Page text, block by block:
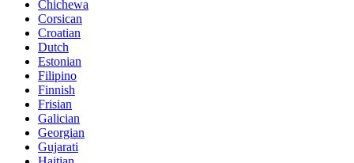
Chichewa
Corsican
Croatian
Dutch
Estonian
Filipino
Finnish
Frisian
Galician
Georgian
Gujarati